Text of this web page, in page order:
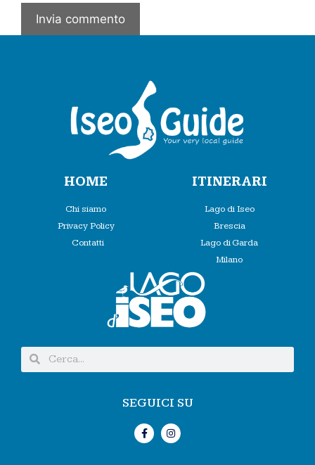
HOME
Chi siamo
Privacy Policy
Contatti
ITINERARI
Lago di Iseo
Brescia
Lago di Garda
Milano
SEGUICI SU